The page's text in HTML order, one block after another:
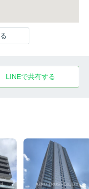
LINEで共有する